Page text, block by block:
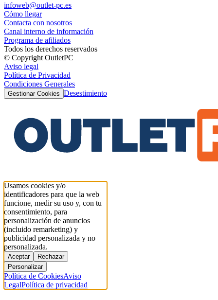
infoweb@outlet-pc.es
Cómo llegar
Contacta con nosotros
Canal interno de información
Programa de afiliados
Todos los derechos reservados
© Copyright OutletPC
Aviso legal
Política de Privacidad
Condiciones Generales
Gestionar Cookies Desestimiento
Usamos cookies y/o
identificadores para que la web
funcione, medir su uso y, con tu
consentimiento, para
personalización de anuncios
(incluido remarketing) y
publicidad personalizada y no
personalizada.
Aceptar
Rechazar
Personalizar
Política de CookiesAviso
LegalPolítica de privacidad